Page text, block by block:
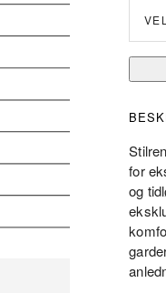
for
og